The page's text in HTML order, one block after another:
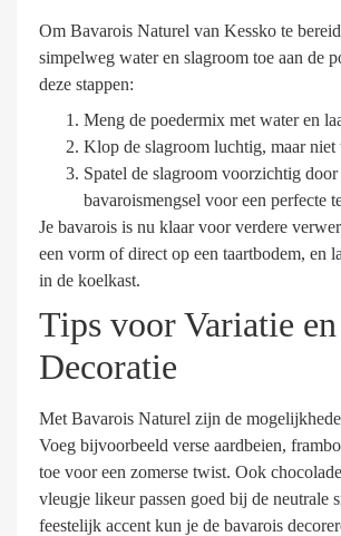
Om Bavarois Naturel van Kessko te
simpelweg water en slagroom toe aan de
deze stappen:
Meng de poedermix met water en
Klop de slagroom luchtig, maar niet
Spatel de slagroom voorzichtig door
bavaroismengsel voor een perfecte
Je bavarois is nu klaar voor verdere
een vorm of direct op een taartbodem, en
in de koelkast.
Tips voor Variatie en
Decoratie
Met Bavarois Naturel zijn de
Voeg bijvoorbeeld verse aardbeien,
toe voor een zomerse twist. Ook
vleugje likeur passen goed bij de neutrale
feestelijk accent kun je de bavarois